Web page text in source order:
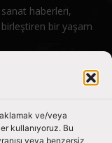
ve/veya
kullanıyoruz. Bu
veya benzersiz
haberleri,
bir yaşam